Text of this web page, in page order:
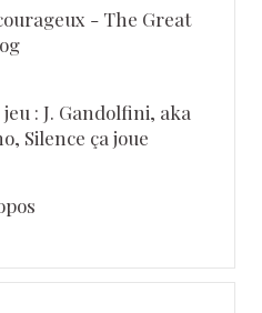
- The Great
: J. Gandolfini, aka
Silence ça joue